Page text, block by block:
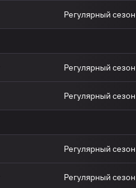
Регулярный сезон
Регулярный сезон
Регулярный сезон
Регулярный сезон
Регулярный сезон